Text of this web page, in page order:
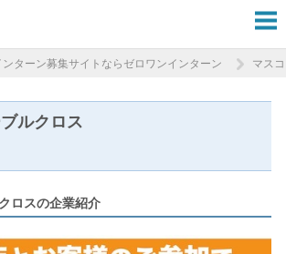
ターン募集サイトならゼロワンインターン マス
ルクロス
ロスの企業紹介